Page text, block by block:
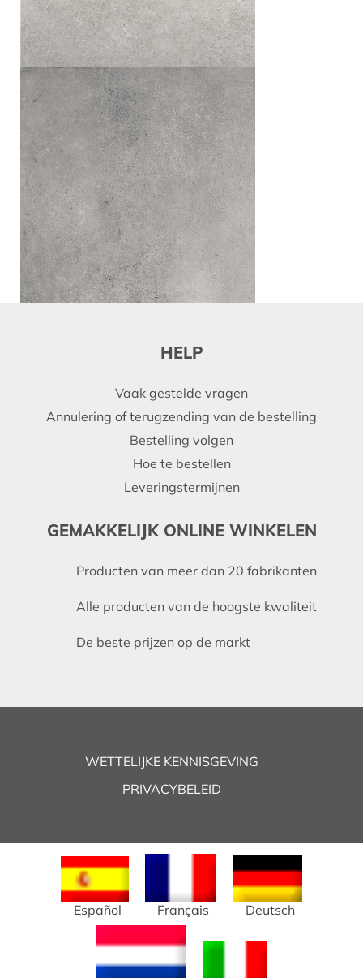
HELP
Vaak gestelde vragen
Annulering of terugzending van de bestelling
Bestelling volgen
Hoe te bestellen
Leveringstermijnen
GEMAKKELIJK ONLINE WINKELEN
Producten van meer dan 20 fabrikanten
Alle producten van de hoogste kwaliteit
De beste prijzen op de markt
WETTELIJKE KENNISGEVING
PRIVACYBELEID
Español Français Deutsch